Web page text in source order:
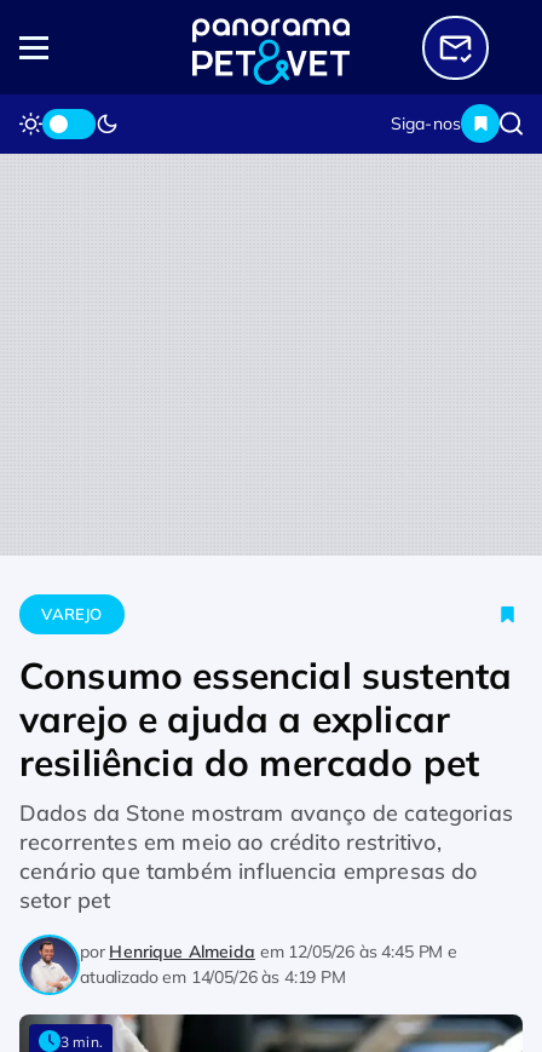
Siga-nos
Home Varejo Consumo essencial sustenta varejo e ajuda
VAREJO
Consumo essencial sustenta
varejo e ajuda a explicar
resiliência do mercado pet
Dados da Stone mostram avanço de categorias
recorrentes em meio ao crédito restritivo,
cenário que também influencia empresas do
setor pet
por Henrique Almeida em 12/05/26 às 4:45 PM e
atualizado em 14/05/26 às 4:19 PM
3 min.